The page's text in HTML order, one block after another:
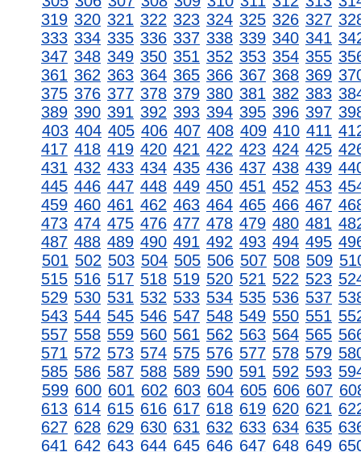
319 320 321 322 323 324 325 326 327
333 334 335 336 337 338 339 340 341
347 348 349 350 351 352 353 354 355
361 362 363 364 365 366 367 368 369
375 376 377 378 379 380 381 382 383
389 390 391 392 393 394 395 396 397
403 404 405 406 407 408 409 410 411
417 418 419 420 421 422 423 424 425
431 432 433 434 435 436 437 438 439
445 446 447 448 449 450 451 452 453
459 460 461 462 463 464 465 466 467
473 474 475 476 477 478 479 480 481
487 488 489 490 491 492 493 494 495
501 502 503 504 505 506 507 508 509
515 516 517 518 519 520 521 522 523
529 530 531 532 533 534 535 536 537
543 544 545 546 547 548 549 550 551
557 558 559 560 561 562 563 564 565
571 572 573 574 575 576 577 578 579
585 586 587 588 589 590 591 592 593
599 600 601 602 603 604 605 606 607
613 614 615 616 617 618 619 620 621
627 628 629 630 631 632 633 634 635
641 642 643 644 645 646 647 648 649